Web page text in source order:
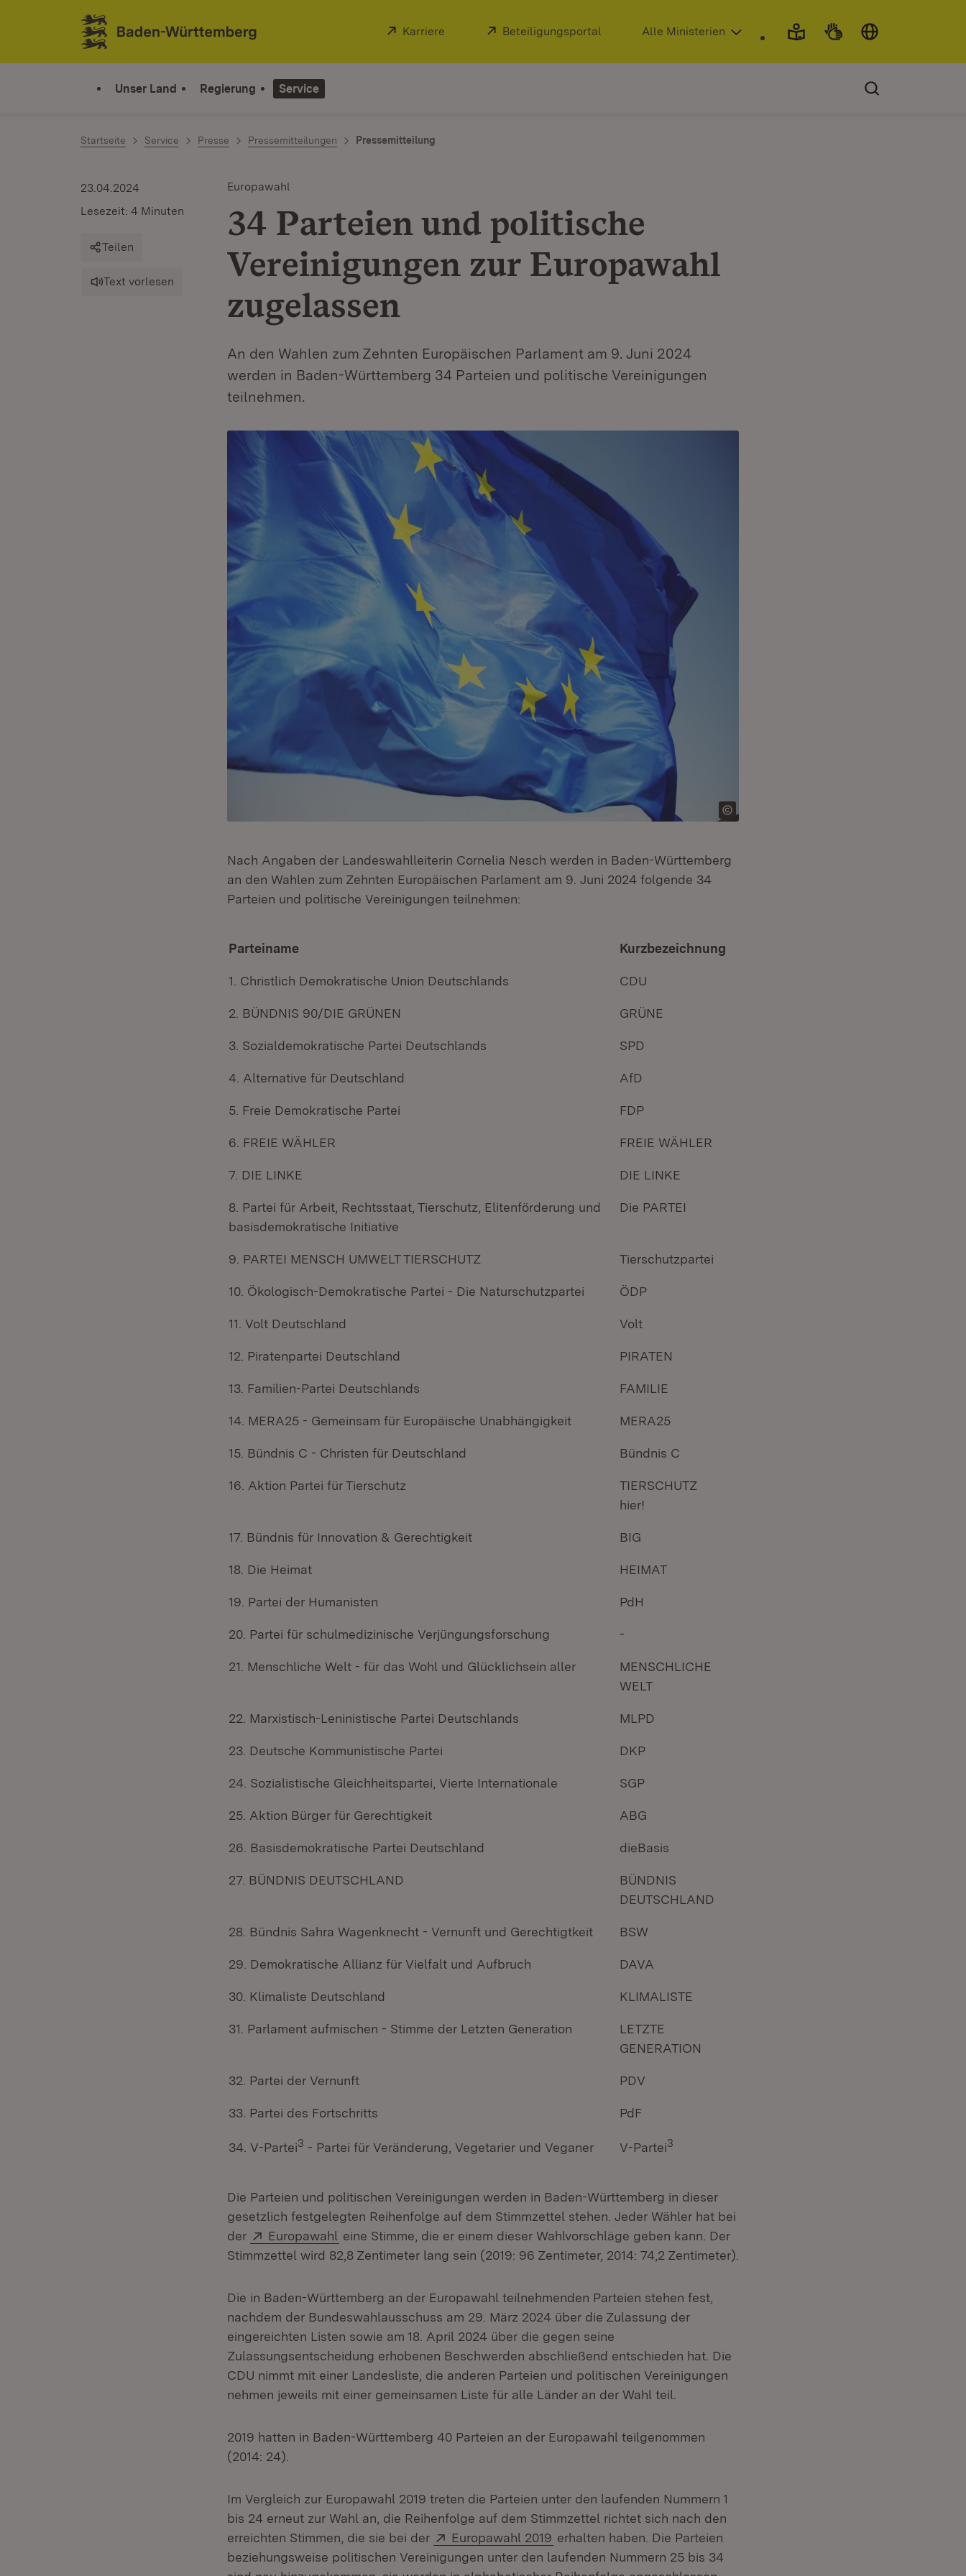
Zum Inhalt springen
Link zur Startseite
Extern:
Karriere (Öffnet in neuem Fenster)
Extern:
Beteiligungsportal (Öffnet in neuem Fenster)
Alle Ministerien
Unser Land Regierung Service
Startseite Service Presse Pressemitteilungen Pressemitteilung
Europawahl
34 Parteien und politische
Vereinigungen zur Europawahl
zugelassen
An den Wahlen zum Zehnten Europäischen Parlament am 9. Juni 2024
werden in Baden-Württemberg 34 Parteien und politische Vereinigungen
teilnehmen.
23.04.2024
Lesezeit: 4 Minuten
Teilen
Text vorlesen
Nach Angaben der Landeswahlleiterin Cornelia Nesch werden in Baden-Württemberg
an den Wahlen zum Zehnten Europäischen Parlament am 9. Juni 2024 folgende 34
Parteien und politische Vereinigungen teilnehmen:
Parteiname Kurzbezeichnung
1. Christlich Demokratische Union Deutschlands CDU
2. BÜNDNIS 90/DIE GRÜNEN GRÜNE
3. Sozialdemokratische Partei Deutschlands SPD
4. Alternative für Deutschland AfD
5. Freie Demokratische Partei FDP
6. FREIE WÄHLER FREIE WÄHLER
7. DIE LINKE DIE LINKE
8. Partei für Arbeit, Rechtsstaat, Tierschutz, Elitenförderung und
basisdemokratische Initiative
Die PARTEI
9. PARTEI MENSCH UMWELT TIERSCHUTZ Tierschutzpartei
10. Ökologisch-Demokratische Partei - Die Naturschutzpartei ÖDP
11. Volt Deutschland Volt
12. Piratenpartei Deutschland PIRATEN
13. Familien-Partei Deutschlands FAMILIE
14. MERA25 - Gemeinsam für Europäische Unabhängigkeit MERA25
15. Bündnis C - Christen für Deutschland Bündnis C
16. Aktion Partei für Tierschutz
TIERSCHUTZ
hier!
17. Bündnis für Innovation & Gerechtigkeit BIG
18. Die Heimat HEIMAT
19. Partei der Humanisten PdH
20. Partei für schulmedizinische Verjüngungsforschung -
21. Menschliche Welt - für das Wohl und Glücklichsein aller
MENSCHLICHE
WELT
22. Marxistisch-Leninistische Partei Deutschlands MLPD
23. Deutsche Kommunistische Partei DKP
24. Sozialistische Gleichheitspartei, Vierte Internationale SGP
25. Aktion Bürger für Gerechtigkeit ABG
26. Basisdemokratische Partei Deutschland dieBasis
27. BÜNDNIS DEUTSCHLAND
BÜNDNIS
DEUTSCHLAND
28. Bündnis Sahra Wagenknecht - Vernunft und Gerechtigtkeit BSW
29. Demokratische Allianz für Vielfalt und Aufbruch DAVA
30. Klimaliste Deutschland KLIMALISTE
31. Parlament aufmischen - Stimme der Letzten Generation
LETZTE
GENERATION
32. Partei der Vernunft PDV
33. Partei des Fortschritts PdF
34. V-Partei3 - Partei für Veränderung, Vegetarier und Veganer V-Partei3
Die Parteien und politischen Vereinigungen werden in Baden-Württemberg in dieser
gesetzlich festgelegten Reihenfolge auf dem Stimmzettel stehen. Jeder Wähler hat bei
der
Extern:
Europawahl (Öffnet in neuem Fenster)
eine Stimme, die er einem dieser Wahlvorschläge geben kann. Der
Stimmzettel wird 82,8 Zentimeter lang sein (2019: 96 Zentimeter, 2014: 74,2 Zentimeter).
Die in Baden-Württemberg an der Europawahl teilnehmenden Parteien stehen fest,
nachdem der Bundeswahlausschuss am 29. März 2024 über die Zulassung der
eingereichten Listen sowie am 18. April 2024 über die gegen seine
Zulassungsentscheidung erhobenen Beschwerden abschließend entschieden hat. Die
CDU nimmt mit einer Landesliste, die anderen Parteien und politischen Vereinigungen
nehmen jeweils mit einer gemeinsamen Liste für alle Länder an der Wahl teil.
2019 hatten in Baden-Württemberg 40 Parteien an der Europawahl teilgenommen
(2014: 24).
Im Vergleich zur Europawahl 2019 treten die Parteien unter den laufenden Nummern 1
bis 24 erneut zur Wahl an, die Reihenfolge auf dem Stimmzettel richtet sich nach den
erreichten Stimmen, die sie bei der
Extern:
Europawahl 2019 (Öffnet in neuem Fenster)
erhalten haben. Die Parteien
beziehungsweise politischen Vereinigungen unter den laufenden Nummern 25 bis 34